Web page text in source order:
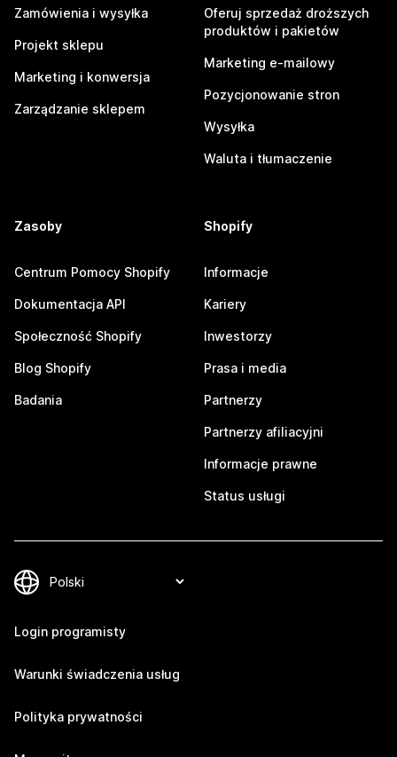
Zamówienia i wysyłka
Projekt sklepu
Marketing i konwersja
Zarządzanie sklepem
Oferuj sprzedaż droższych
produktów i pakietów
Marketing e-mailowy
Pozycjonowanie stron
Wysyłka
Waluta i tłumaczenie
Zasoby
Centrum Pomocy Shopify
Dokumentacja API
Społeczność Shopify
Blog Shopify
Badania
Shopify
Informacje
Kariery
Inwestorzy
Prasa i media
Partnerzy
Partnerzy afiliacyjni
Informacje prawne
Status usługi
Login programisty
Warunki świadczenia usług
Polityka prywatności